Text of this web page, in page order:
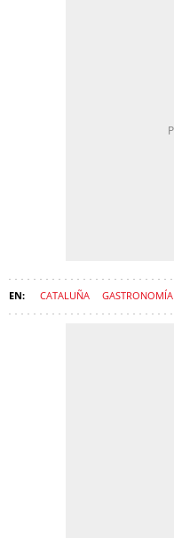
CATALUÑA GASTRONOMÍA